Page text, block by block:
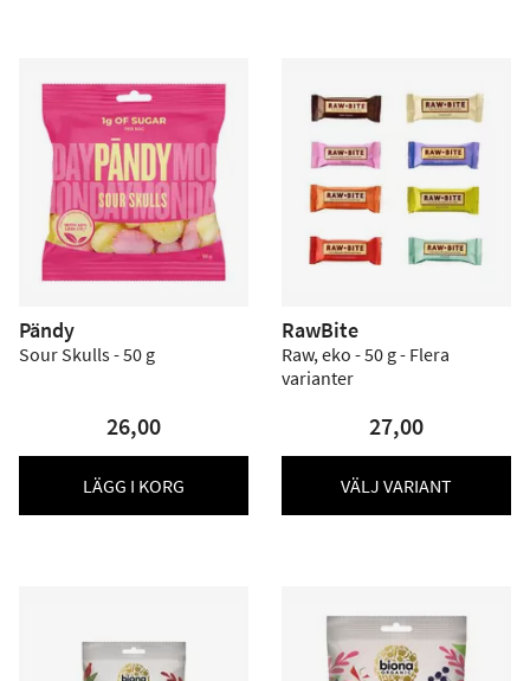
Pändy
Sour Skulls - 50 g
26,00
LÄGG I KORG
RawBite
Raw, eko - 50 g - Flera
varianter
27,00
VÄLJ VARIANT